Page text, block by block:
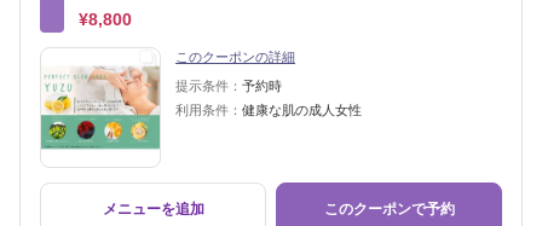
¥8,800
このクーポンの詳細
提示条件： 予約時
利用条件： 健康な肌の成人女性
メニューを追加 このクーポンで予約